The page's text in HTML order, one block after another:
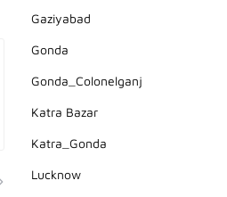
Gaziyabad
Gonda
Gonda_Colonelganj
Katra Bazar
Katra_Gonda
Lucknow